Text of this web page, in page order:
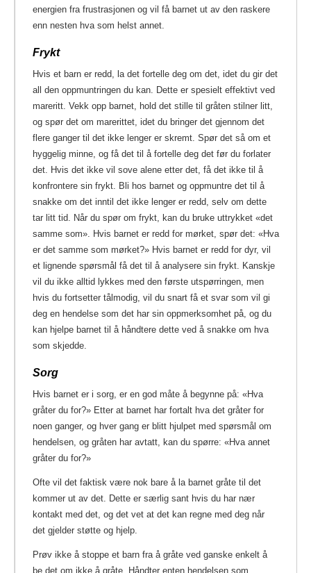
energien fra frustrasjonen og vil få barnet ut av den raskere
enn nesten hva som helst annet.
Frykt
Hvis et barn er redd, la det fortelle deg om det, idet du gir det
all den oppmuntringen du kan. Dette er spesielt effektivt ved
mareritt. Vekk opp barnet, hold det stille til gråten stilner litt,
og spør det om marerittet, idet du bringer det gjennom det
flere ganger til det ikke lenger er skremt. Spør det så om et
hyggelig minne, og få det til å fortelle deg det før du forlater
det. Hvis det ikke vil sove alene etter det, få det ikke til å
konfrontere sin frykt. Bli hos barnet og oppmuntre det til å
snakke om det inntil det ikke lenger er redd, selv om dette
tar litt tid. Når du spør om frykt, kan du bruke uttrykket «det
samme som». Hvis barnet er redd for mørket, spør det: «Hva
er det samme som mørket?» Hvis barnet er redd for dyr, vil
et lignende spørsmål få det til å analysere sin frykt. Kanskje
vil du ikke alltid lykkes med den første utspørringen, men
hvis du fortsetter tålmodig, vil du snart få et svar som vil gi
deg en hendelse som det har sin oppmerksomhet på, og du
kan hjelpe barnet til å håndtere dette ved å snakke om hva
som skjedde.
Sorg
Hvis barnet er i sorg, er en god måte å begynne på: «Hva
gråter du for?» Etter at barnet har fortalt hva det gråter for
noen ganger, og hver gang er blitt hjulpet med spørsmål om
hendelsen, og gråten har avtatt, kan du spørre: «Hva annet
gråter du for?»
Ofte vil det faktisk være nok bare å la barnet gråte til det
kommer ut av det. Dette er særlig sant hvis du har nær
kontakt med det, og det vet at det kan regne med deg når
det gjelder støtte og hjelp.
Prøv ikke å stoppe et barn fra å gråte ved ganske enkelt å
be det om ikke å gråte. Håndter enten hendelsen som